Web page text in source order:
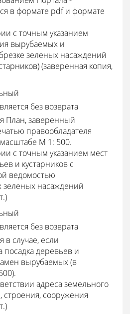
в формате pdf и формате
с точным указанием
вырубаемых и
зеленых насаждений
(заверенная копия,
без возврата
План, заверенный
правообладателя
М 1: 500.
с точным указанием мест
и кустарников с
ведомостью
насаждений
без возврата
в случае, если
посадка деревьев и
вырубаемых (в
адреса земельного
строения, сооружения